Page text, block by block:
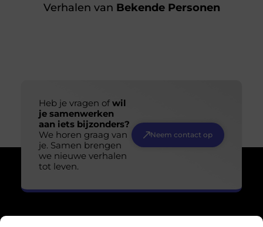
Verhalen van Bekende Personen
Heb je vragen ofwil
je samenwerken
aan iets bijzonders?
We horen graag van
je. Samen brengen
we nieuwe verhalen
tot leven.
Neem contact op